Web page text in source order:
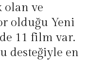
olan ve
olduğu Yeni
11 film var.
desteğiyle en